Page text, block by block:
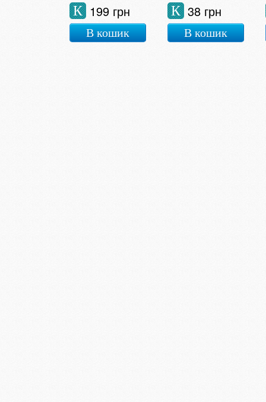
199 грн
К
В кошик
38 грн
К
В кошик